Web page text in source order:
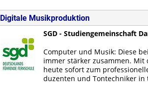
Digitale Musikproduktion
SGD - Studiengemeinschaft
Com­pu­ter und Mu­sik: Die­se
im­mer stär­ker zu­sam­men. Mit
heu­te so­fort zum
du­zen­ten und Ton­tech­ni­ker in